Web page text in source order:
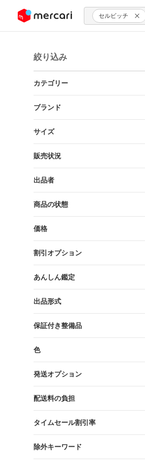
ツにスキップ セルビッチ
絞り込み
カテゴリー
ブランド
サイズ
販売状況
出品者
商品の状態
価格
割引オプション
あんしん鑑定
出品形式
保証付き整備品
色
発送オプション
配送料の負担
タイムセール割引率
除外キーワード